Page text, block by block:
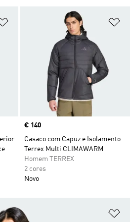
Adicionar à Lista de Desejos
Price
€ 140
Casaco com Capuz e Isolamento
Terrex Multi CLIMAWARM
Homem TERREX
2 cores
Novo